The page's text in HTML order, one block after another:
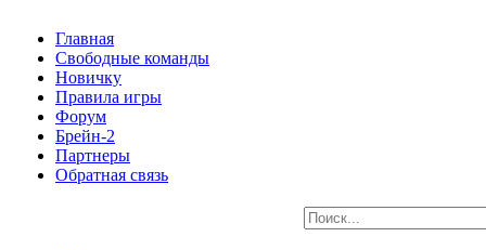
Главная
Свободные команды
Новичку
Правила игры
Форум
Брейн-2
Партнеры
Обратная связь